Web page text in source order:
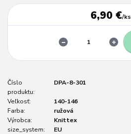
6,90 €/ks
Číslo
produktu:
DPA-8-301
Veľkosť:
140-146
Farba:
ružová
Výrobca:
Knittex
size_system:
EU